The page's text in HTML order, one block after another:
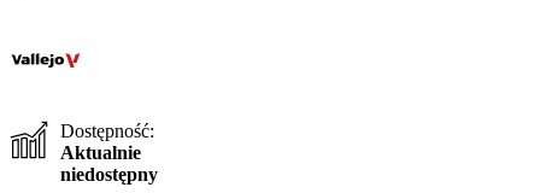
Dostępność:
Aktualnie
niedostępny